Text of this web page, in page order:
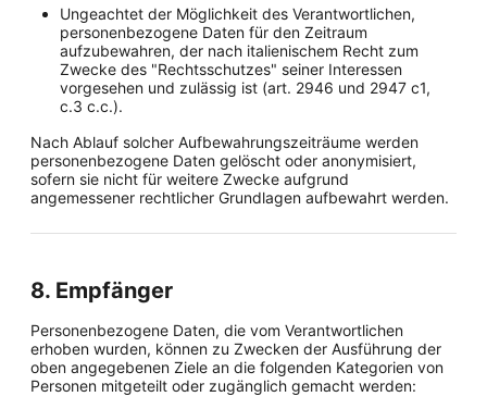
Ungeachtet der Möglichkeit des Verantwortlichen,
personenbezogene Daten für den Zeitraum
aufzubewahren, der nach italienischem Recht zum
Zwecke des "Rechtsschutzes" seiner Interessen
vorgesehen und zulässig ist (art. 2946 und 2947 c1,
c.3 c.c.).
Nach Ablauf solcher Aufbewahrungszeiträume werden
personenbezogene Daten gelöscht oder anonymisiert,
sofern sie nicht für weitere Zwecke aufgrund
angemessener rechtlicher Grundlagen aufbewahrt werden.
8. Empfänger
Personenbezogene Daten, die vom Verantwortlichen
erhoben wurden, können zu Zwecken der Ausführung der
oben angegebenen Ziele an die folgenden Kategorien von
Personen mitgeteilt oder zugänglich gemacht werden: